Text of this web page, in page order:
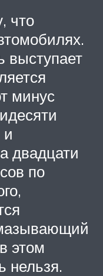
что
выступает
минус
и
двадцати
по
этом
нельзя.